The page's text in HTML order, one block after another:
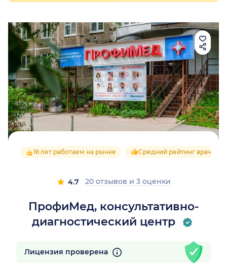
ПрофиМед, консультативно-
диагностический центр
16 лет работаем на рынке Средний рейтинг врачей
4.7 20 отзывов и 3 оценки
Лицензия проверена